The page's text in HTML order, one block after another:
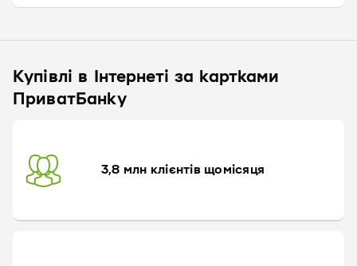
Купівлі в Інтернеті за картками
ПриватБанку
3,8 млн клієнтів щомісяця